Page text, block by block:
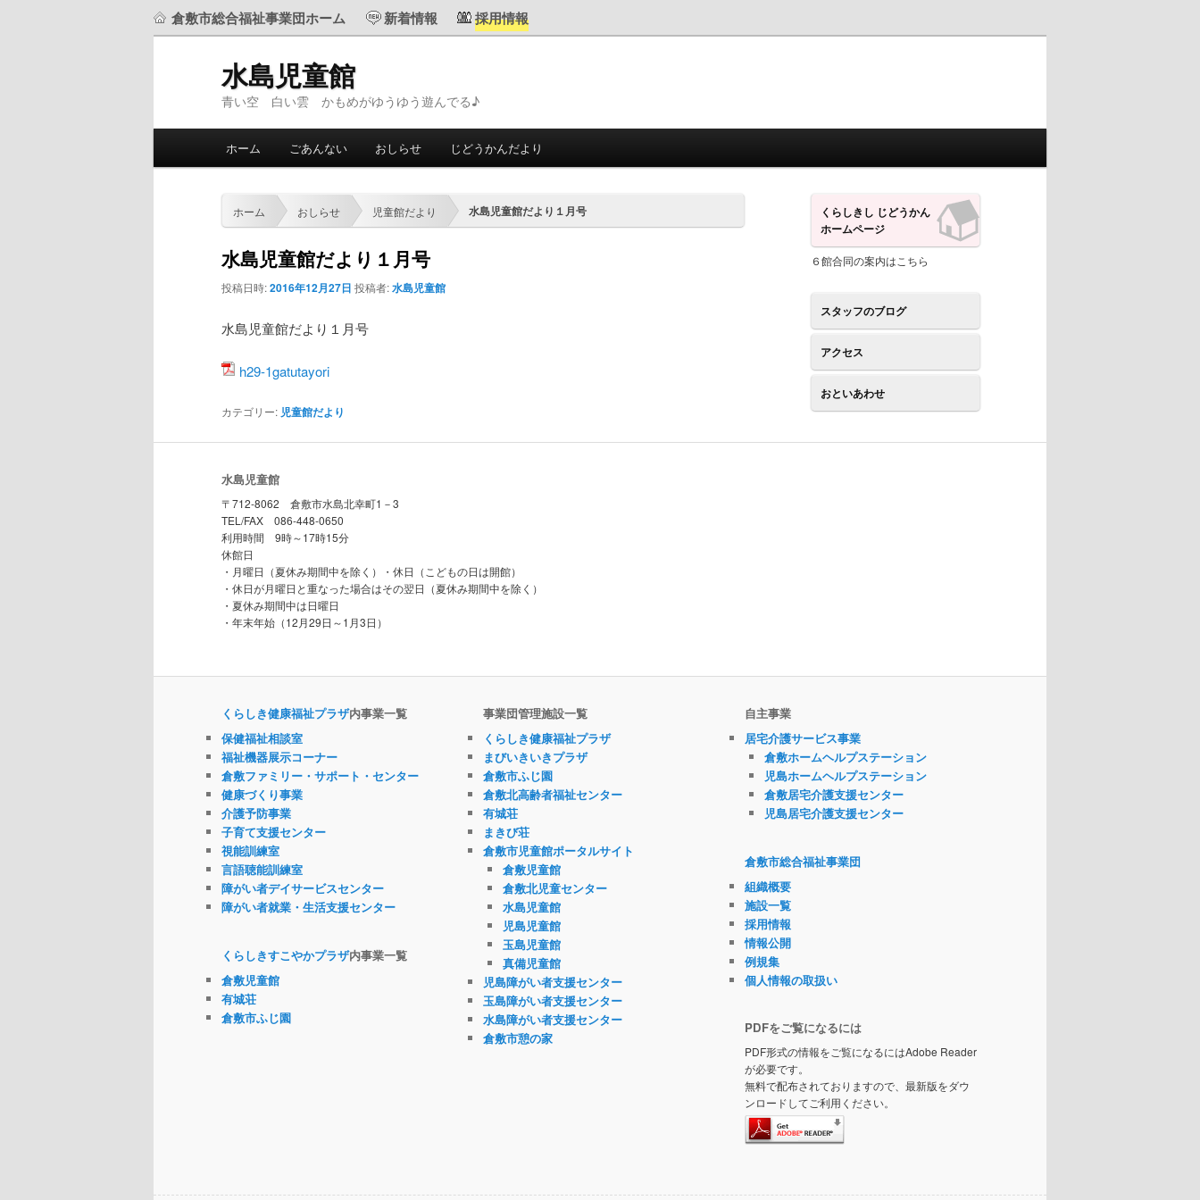
倉敷市総合福祉事業団ホーム 新着情報 採用情報
水島児童館
青い空 白い雲 かもめがゆうゆう遊んでる♪
メ
コ
ン
テ
ン
へ
移
動
サ
ン
テ
ン
ツ
移
動
ホーム ごあんない おしらせ じどうかんだより
ホーム おしらせ 児童館だより 水島児童館だより１月号
水島児童館だより１月号
投稿日時:2016年12月27日 投稿者:水島児童館
水島児童館だより１月号
h29-1gatutayori
カテゴリー: 児童館だより
くらしきし じどうかん
ホームページ
６館合同の案内はこちら
スタッフのブログ
アクセス
おといあわせ
水島児童館
〒712-8062 倉敷市水島北幸町1－3
TEL/FAX 086-448-0650
利用時間 9時～17時15分
休館日
・月曜日（夏休み期間中を除く）・休日（こどもの日は開館）
・休日が月曜日と重なった場合はその翌日（夏休み期間中を除く）
・夏休み期間中は日曜日
・年末年始（12月29日～1月3日）
くらしき健康福祉プラザ内事業一覧
保健福祉相談室
福祉機器展示コーナー
倉敷ファミリー・サポート・センター
健康づくり事業
介護予防事業
子育て支援センター
視能訓練室
言語聴能訓練室
障がい者デイサービスセンター
障がい者就業・生活支援センター
くらしきすこやかプラザ内事業一覧
倉敷児童館
有城荘
倉敷市ふじ園
事業団管理施設一覧
くらしき健康福祉プラザ
まびいきいきプラザ
倉敷市ふじ園
倉敷北高齢者福祉センター
有城荘
まきび荘
倉敷市児童館ポータルサイト
倉敷児童館
倉敷北児童センター
水島児童館
児島児童館
玉島児童館
真備児童館
児島障がい者支援センター
玉島障がい者支援センター
水島障がい者支援センター
倉敷市憩の家
自主事業
居宅介護サービス事業
倉敷ホームヘルプステーション
児島ホームヘルプステーション
倉敷居宅介護支援センター
児島居宅介護支援センター
倉敷市総合福祉事業団
組織概要
施設一覧
採用情報
情報公開
例規集
個人情報の取扱い
PDFをご覧になるには
PDF形式の情報をご覧になるにはAdobe Reader
が必要です。
無料で配布されておりますので、最新版をダウ
ンロードしてご利用ください。